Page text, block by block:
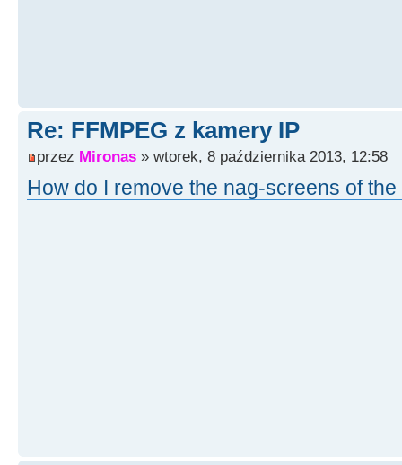
Re: FFMPEG z kamery IP
przez Mironas » wtorek, 8 października 2013, 12:58
How do I remove the nag-screens of